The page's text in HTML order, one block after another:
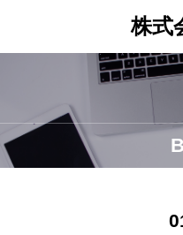
株式